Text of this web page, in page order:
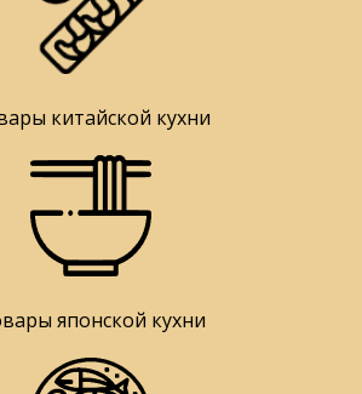
китайской кухни
японской кухни